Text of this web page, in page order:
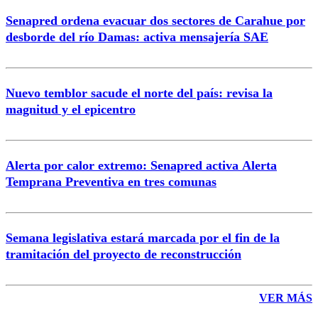
Correo
Senapred ordena evacuar dos sectores de Carahue por
desborde del río Damas: activa mensajería SAE
Nuevo temblor sacude el norte del país: revisa la
magnitud y el epicentro
Alerta por calor extremo: Senapred activa Alerta
Temprana Preventiva en tres comunas
Semana legislativa estará marcada por el fin de la
tramitación del proyecto de reconstrucción
VER MÁS